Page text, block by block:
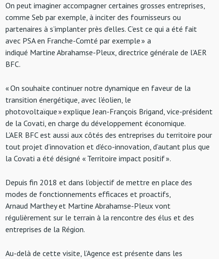
On peut imaginer accompagner certaines grosses entreprises,
comme Seb par exemple, à inciter des fournisseurs ou
partenaires à s’implanter près d’elles. C’est ce qui a été fait
avec PSA en Franche-Comté par exemple » a
indiqué Martine Abrahamse-Pleux, directrice générale de l’AER
BFC.
« On souhaite continuer notre dynamique en faveur de la
transition énergétique, avec l’éolien, le
photovoltaïque » explique Jean-François Brigand, vice-président
de la Covati, en charge du développement économique.
L’AER BFC est aussi aux côtés des entreprises du territoire pour
tout projet d’innovation et d’éco-innovation, d’autant plus que
la Covati a été désigné « Territoire impact positif ».
Depuis fin 2018 et dans l’objectif de mettre en place des
modes de fonctionnements efficaces et proactifs,
Arnaud Marthey et Martine Abrahamse-Pleux vont
régulièrement sur le terrain à la rencontre des élus et des
entreprises de la Région.
Au-delà de cette visite, l’Agence est présente dans les